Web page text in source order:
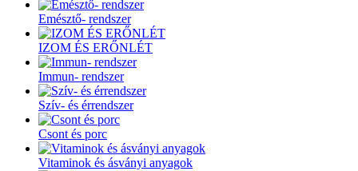
Emésztő- rendszer
IZOM ÉS ERŐNLÉT
Immun- rendszer
Szív- és érrendszer
Csont és porc
Vitaminok és ásványi anyagok